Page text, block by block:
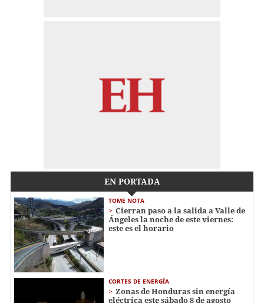
EN PORTADA
TOME NOTA
Cierran paso a la salida a Valle de
Ángeles la noche de este viernes:
este es el horario
CORTES DE ENERGÍA
Zonas de Honduras sin energía
eléctrica este sábado 8 de agosto